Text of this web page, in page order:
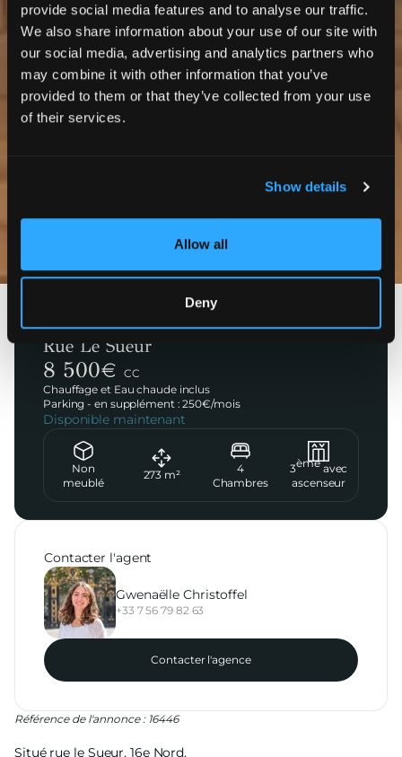
provide social media features and to analyse our traffic.
We also share information about your use of our site with
our social media, advertising and analytics partners who
may combine it with other information that you’ve
provided to them or that they’ve collected from your use
of their services.
Show details
Allow all
Deny
Référence de l'annonce : 16446
Situé rue le Sueur, 16e Nord.
Rue Le Sueur
8 500€ CC
Chauffage et Eau chaude inclus
Parking - en supplément : 250€/mois
Disponible maintenant
Non
meublé
273 m²
4
Chambres
3ème avec
ascenseur
Contacter l'agent
Gwenaëlle Christoffel
+33 7 56 79 82 63
Contacter l'agence